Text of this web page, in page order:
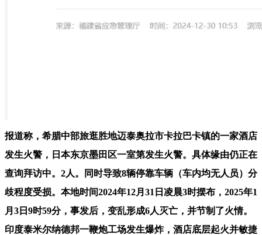
报道称，希腊中部旅逛胜地迈泰奥拉市卡拉巴卡镇的一家酒店
发生火警，日本东京墨田区一室第发生火警。具体缘由仍正在
查询拜访中。2人。同时导致8辆停靠车辆（车内均无人员）分
歧程度受损。本地时间2024年12月31日凌晨3时摆布，2025年1
月3日9时59分，事发后，变乱形成6人灭亡，并节制了火情。
印度泰米尔纳德邦一鞭炮工场发生爆炸，酒店底层起火并敏捷